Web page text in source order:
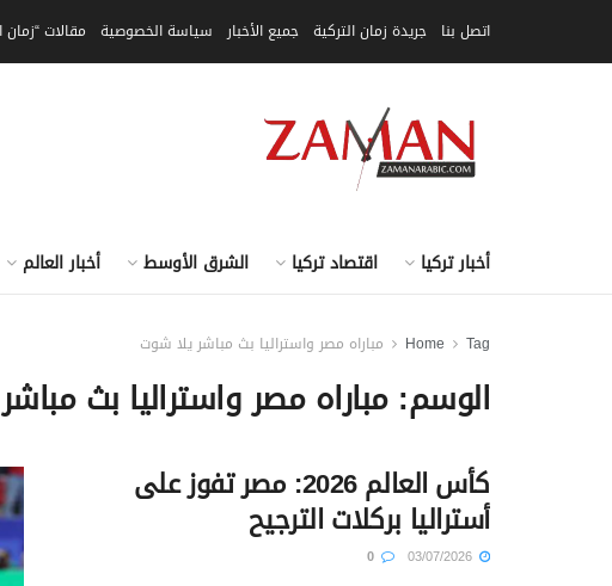
اتصل بنا جريدة زمان التركية جميع الأخبار سياسة الخصوصية مقالات “زمان
أخبار تركيا اقتصاد تركيا الشرق الأوسط أخبار العالم
Home Tag مباراه مصر واستراليا بث مباشر يلا شوت
الوسم:مباراه مصر واستراليا بث
كأس العالم 2026: مصر تفوز على
أستراليا بركلات الترجيح